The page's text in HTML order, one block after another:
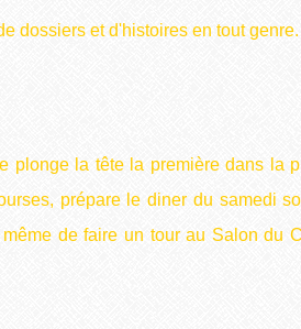
dossiers et d'histoires en tout genre.
plonge la tête la première dans la
prépare le diner du samedi
de faire un tour au Salon du